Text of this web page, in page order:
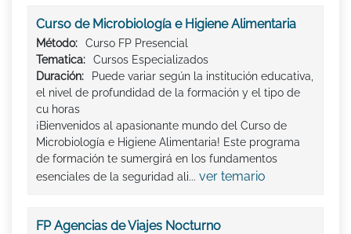
Curso de Microbiología e Higiene Alimentaria
Método:
Curso FP Presencial
Tematica:
Cursos Especializados
Duración:
Puede variar según la institución educativa,
el nivel de profundidad de la formación y el tipo de
cu horas
¡Bienvenidos al apasionante mundo del Curso de
Microbiología e Higiene Alimentaria! Este programa
de formación te sumergirá en los fundamentos
esenciales de la seguridad ali... ver temario
FP Agencias de Viajes Nocturno